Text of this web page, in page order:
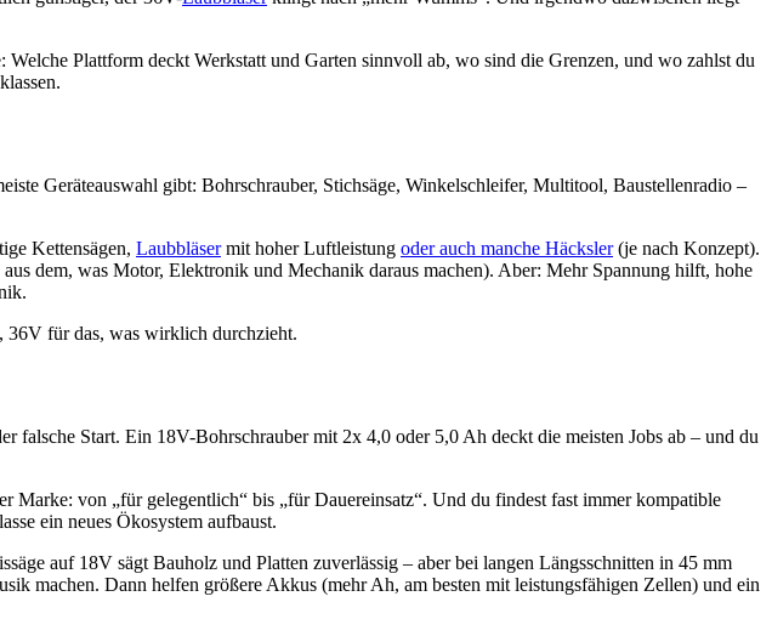
Plattform deckt Werkstatt und Garten sinnvoll ab, wo sind die Grenzen, und wo zahlst du
Geräteauswahl gibt: Bohrschrauber, Stichsäge, Winkelschleifer, Multitool, Baustellenradio –
Kettensägen, Laubbläsermit hoher Luftleistung oder auch manche Häcksler(je nach Konzept).
dem, was Motor, Elektronik und Mechanik daraus machen). Aber: Mehr Spannung hilft, hohe
36V für das, was wirklich durchzieht.
falsche Start. Ein 18V-Bohrschrauber mit 2x 4,0 oder 5,0 Ah deckt die meisten Jobs ab – und du
von „für gelegentlich“ bis „für Dauereinsatz“. Und du findest fast immer kompatible
ein neues Ökosystem aufbaust.
auf 18V sägt Bauholz und Platten zuverlässig – aber bei langen Längsschnitten in 45 mm
machen. Dann helfen größere Akkus (mehr Ah, am besten mit leistungsfähigen Zellen) und ein